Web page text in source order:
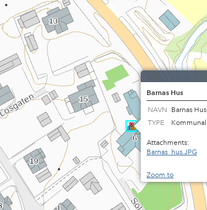
Barnas Hus
NAVN Barnas Hus
TYPE
Kommunal
Attachments:
Barnas_hus.JPG
Zoom to